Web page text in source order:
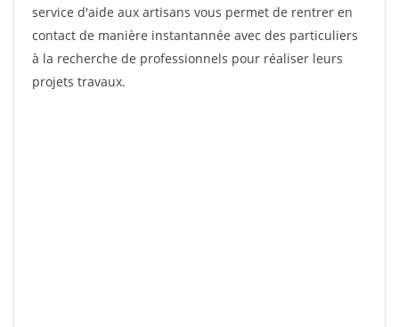
service d'aide aux artisans vous permet de rentrer en
contact de manière instantannée avec des particuliers
à la recherche de professionnels pour réaliser leurs
projets travaux.